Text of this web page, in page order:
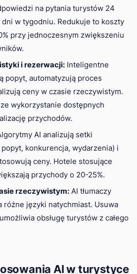
na pytania turystów 24
w tygodniu. Redukuje to koszty
przy jednoczesnym zwiększeniu
i rezerwacji:Inteligentne
popyt, automatyzują proces
ceny w czasie rzeczywistym.
wykorzystanie dostępnych
przychodów.
AI analizują setki
konkurencja, wydarzenia) i
ceny. Hotele stosujące
przychody o 20-25%.
rzeczywistym:AI tłumaczy
różne języki natychmiast. Usuwa
obsługę turystów z całego
AI w turystyce